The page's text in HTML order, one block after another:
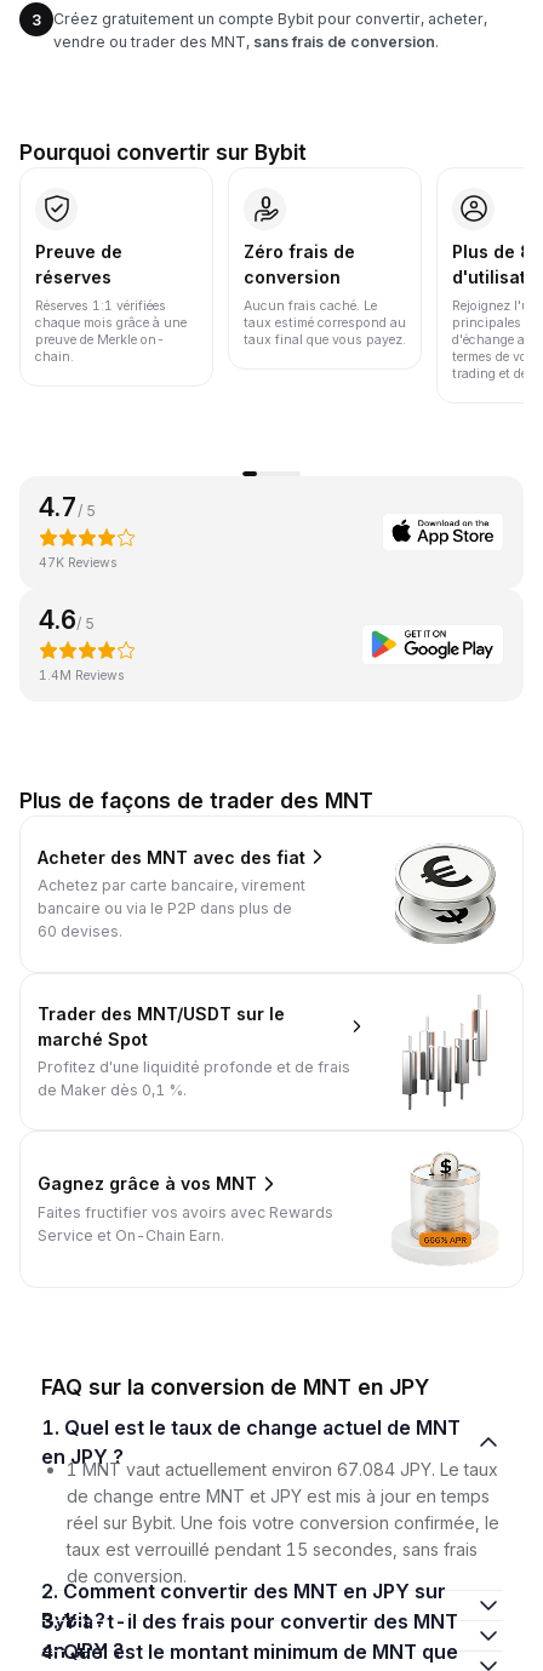
3
Créez gratuitement un compte Bybit pour convertir, acheter,
vendre ou trader des MNT, sans frais de conversion.
Pourquoi convertir sur Bybit
Preuve de
réserves
Réserves 1:1 vérifiées
chaque mois grâce à une
preuve de Merkle on-
chain.
Zéro frais de
conversion
Aucun frais caché. Le
taux estimé correspond au
taux final que vous payez.
Plus de
Rejoignez
principales
d'échange au
termes de
trading et de
4.7 / 5
47K Reviews
4.6/ 5
1.4M Reviews
Plus de façons de trader des MNT
Acheter des MNT avec des fiat
Achetez par carte bancaire, virement
bancaire ou via le P2P dans plus de
60 devises.
Trader des MNT/USDT sur le
marché Spot
Profitez d'une liquidité profonde et de frais
de Maker dès 0,1 %.
Gagnez grâce à vos MNT
Faites fructifier vos avoirs avec Rewards
Service et On-Chain Earn.
FAQ sur la conversion de MNT en JPY
1. Quel est le taux de change actuel de MNT
en JPY ?
1 MNT vaut actuellement environ 67.084 JPY. Le taux
de change entre MNT et JPY est mis à jour en temps
réel sur Bybit. Une fois votre conversion confirmée, le
taux est verrouillé pendant 15 secondes, sans frais
de conversion.
2. Comment convertir des MNT en JPY sur
Bybit ?
3. Y a-t-il des frais pour convertir des MNT
en JPY ?
4. Quel est le montant minimum de MNT que